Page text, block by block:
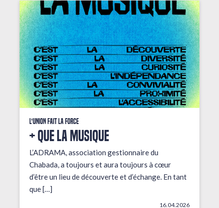
L'union fait la force
+ que la musique
L’ADRAMA, association gestionnaire du
Chabada, a toujours et aura toujours à cœur
d’être un lieu de découverte et d’échange. En tant
que […]
16.04.2026